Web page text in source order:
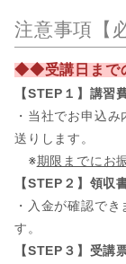
注意事項【
◆◆受講日ま
【STEP１】講習
・当社でお申込
送りします。
※期限までにお
【STEP２】領収
・入金が確認で
す。
【STEP３】受講